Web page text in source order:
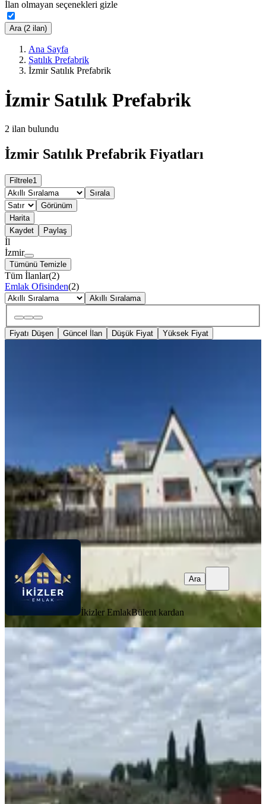
İlan olmayan seçenekleri gizle
Ara (2 ilan)
Ana Sayfa
Satılık Prefabrik
İzmir Satılık Prefabrik
İzmir Satılık Prefabrik
2 ilan bulundu
İzmir Satılık Prefabrik Fiyatları
Filtrele1
Sırala
Görünüm
Harita
Kaydet
Paylaş
İl
İzmir
Tümünü Temizle
Tüm İlanlar(2)
Emlak Ofisinden(2)
Akıllı Sıralama
Fiyatı Düşen Güncel İlan Düşük Fiyat Yüksek Fiyat
02.02.2026
3.750.000 ₺Geri Dönüş: 10 yıl
İkizler EmlakBülent kardan
İkizler EmlakBülent kardan
Ara
Menderes Görecede Havalimanı
Dibinde Yatırımlık 2000 M2 Zeytinlik
İzmir, Menderes
Stüdyo
·22.01.2026
TUN-AR GAYRİMENKULTuncay Uzun
Ara